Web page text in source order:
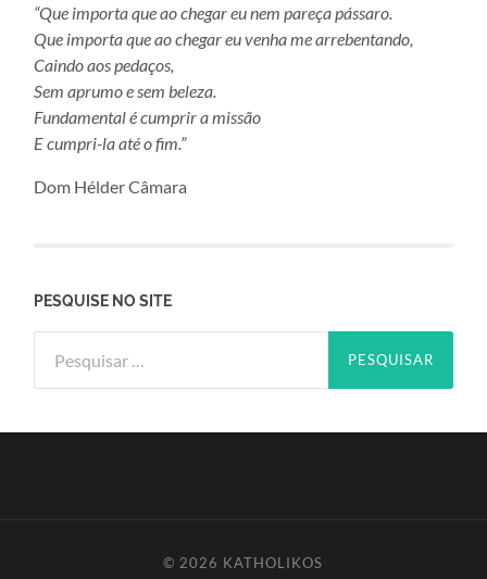
“Que importa que ao chegar eu nem pareça pássaro.
Que importa que ao chegar eu venha me arrebentando,
Caindo aos pedaços,
Sem aprumo e sem beleza.
Fundamental é cumprir a missão
E cumpri-la até o fim.”
Dom Hélder Câmara
PESQUISE NO SITE
por:
© 2026 KATHOLIKOS